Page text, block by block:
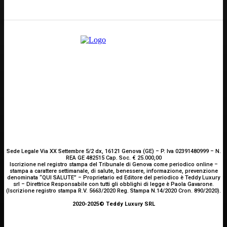
Sede Legale Via XX Settembre 5/2 dx, 16121 Genova (GE) – P. Iva 02391480999 – N.
REA GE 482515 Cap. Soc. € 25.000,00
Iscrizione nel registro stampa del Tribunale di Genova come periodico online –
stampa a carattere settimanale, di salute, benessere, informazione, prevenzione
denominata “QUI SALUTE” – Proprietario ed Editore del periodico è Teddy Luxury
srl – Direttrice Responsabile con tutti gli obblighi di legge è Paola Gavarone.
(Iscrizione registro stampa R.V. 5663/2020 Reg. Stampa N.14/2020 Cron. 890/2020).
2020-2025© Teddy Luxury SRL